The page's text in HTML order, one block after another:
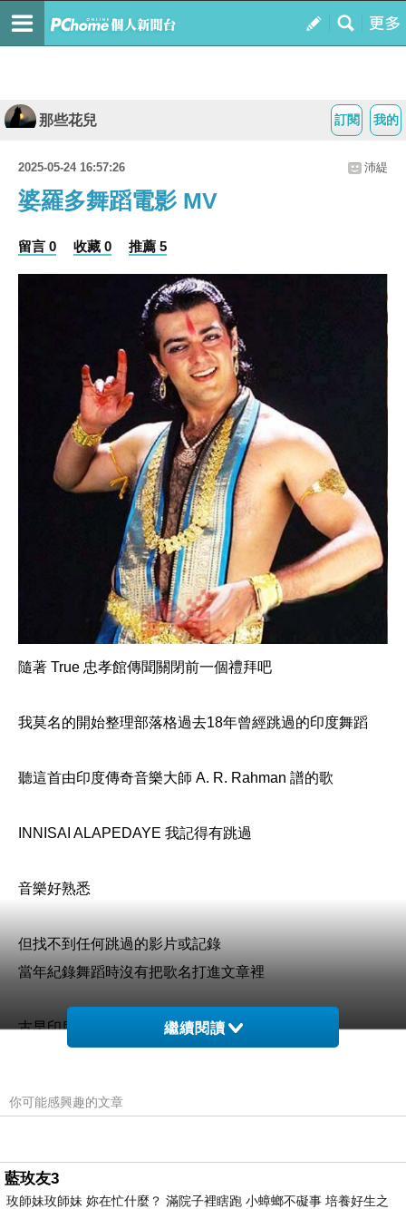
我的
訂閱
那些花兒
2025-05-24 16:57:26 沛緹
婆羅多舞蹈電影 MV
留言 0 收藏 0 推薦 5
隨著 True 忠孝館傳聞關閉前一個禮拜吧
我莫名的開始整理部落格過去18年曾經跳過的印度舞蹈
聽這首由印度傳奇音樂大師 A. R. Rahman 譜的歌
INNISAI ALAPEDAYE 我記得有跳過
音樂好熟悉
但找不到任何跳過的影片或記錄
當年紀錄舞蹈時沒有把歌名打進文章裡
古早印度電影仍保留著傳統舞蹈價值與精神
繼續閱讀
你可能感興趣的文章
藍玫友3
玫師妹玫師妹 妳在忙什麼？ 滿院子裡瞎跑 小蟑螂不礙事 培養好生之